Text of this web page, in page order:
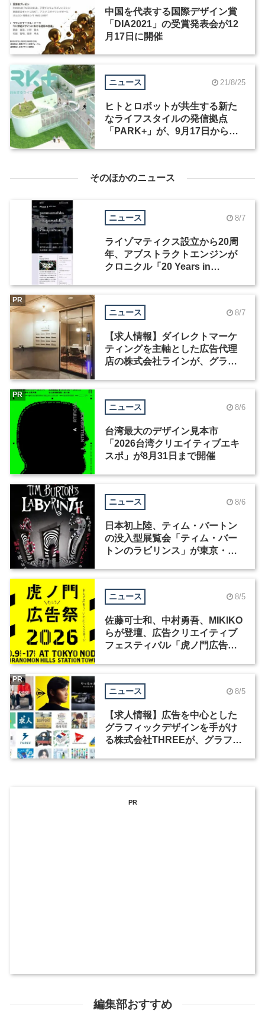
中国を代表する国際デザイン賞
「DIA2021」の受賞発表会が12
月17日に開催
ニュース 21/8/25
ヒトとロボットが共生する新た
なライフスタイルの発信拠点
「PARK+」が、9月17日から期
そのほかのニュース
ニュース 8/7
ライゾマティクス設立から20周
年、アブストラクトエンジンが
クロニクル「20 Years in
ニュース 8/7
【求人情報】ダイレクトマーケ
ティングを主軸とした広告代理
店の株式会社ラインが、グラフ
PR
ニュース 8/6
台湾最大のデザイン見本市
「2026台湾クリエイティブエキ
スポ」が8月31日まで開催
PR
ニュース 8/6
日本初上陸、ティム・バートン
の没入型展覧会「ティム・バー
トンのラビリンス」が東京・豊
ニュース 8/5
佐藤可士和、中村勇吾、MIKIKO
らが登壇、広告クリエイティブ
フェスティバル「虎ノ門広告
ニュース 8/5
【求人情報】広告を中心とした
グラフィックデザインを手がけ
る株式会社THREEが、グラフィ
PR
PR
編集部おすすめ